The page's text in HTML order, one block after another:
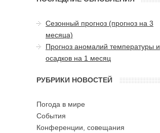
Сезонный прогноз (прогноз на 3
месяца)
Прогноз аномалий температуры и
осадков на 1 месяц
РУБРИКИ НОВОСТЕЙ
Погода в мире
События
Конференции, совещания